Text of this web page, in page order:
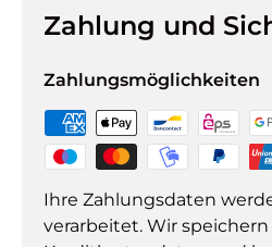
Zahlung und
Zahlungsmöglichkeiten
Ihre Zahlungsdaten
verarbeitet. Wir